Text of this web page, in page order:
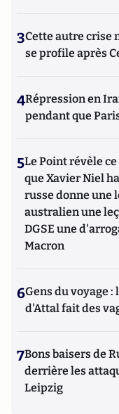
3Cette autre crise
se profile après
4Répression en
pendant que
5Le Point révèle
que Xavier Niel
russe donne une
australien une
DGSE une
Macron
6Gens du voyage
d'Attal fait des
7Bons baisers de
derrière les
Leipzig